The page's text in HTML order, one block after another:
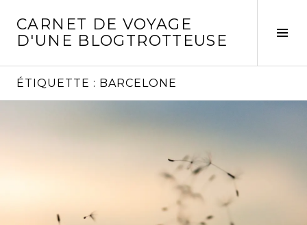
contenu
CARNET DE VOYAGE
D'UNE BLOGTROTTEUSE
ÉTIQUETTE : BARCELONE